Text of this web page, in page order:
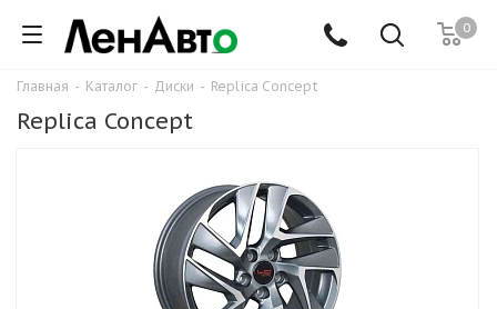
0
Главная - Каталог - Диски - Replica Concept
Replica Concept